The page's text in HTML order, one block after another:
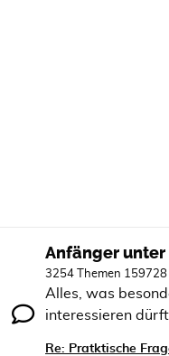
Anfänger unter
3254 Themen
Alles, was
interessieren
Re: Pratktische